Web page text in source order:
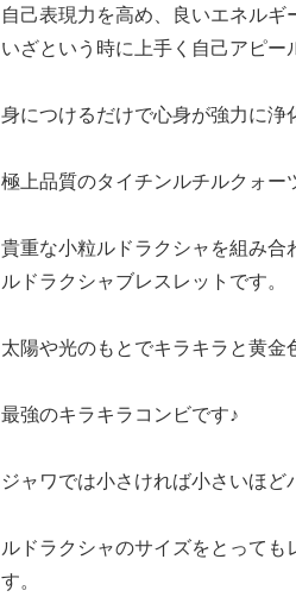
自己表現力を高め、良いエネルギ
いざという時に上手く自己アピー
身につけるだけで心身が強力に
極上品質のタイチンルチルクォー
貴重な小粒ルドラクシャを組み
ルドラクシャブレスレットです。
太陽や光のもとでキラキラと黄金
最強のキラキラコンビです♪
ジャワでは小さければ小さいほど
ルドラクシャのサイズをとって
す。